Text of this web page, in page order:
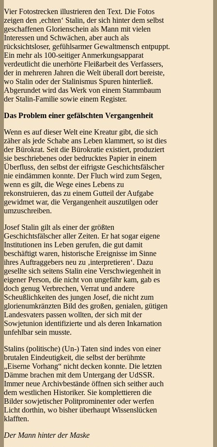
Vier Fotostrecken illustrieren den Text. Die Fotos
zeigen den ‚echten‘ Stalin, der sich hinter dem selbst
geschaffenen Glorienschein als Mann mit vielen
Interessen und Schwächen, aber auch als
rücksichtsloser, gefühlsarmer Gewaltmensch entpuppt.
Ein mehr als 100-seitiger Anmerkungsapparat
verdeutlicht die unerhörte Fleißarbeit des Verfassers,
der in mehreren Jahren die Welt überall dort bereiste,
wo Stalin oder der Stalinismus Spuren hinterließ.
Abgerundet wird das Werk von einem Stammbaum
der Stalin-Familie sowie einem Register.
Das Problem einer gefälschten Vergangenheit
Wenn es auf dieser Welt eine Kreatur gibt, die sich
zäher als jede Schabe ans Leben klammert, so ist dies
der Bürokrat. Seit die Bürokratie existiert, produziert
sie beschriebenes oder bedrucktes Papier in einem
Überfluss, den selbst der eifrigste Geschichtsfälscher
nie eindämmen konnte. Der Fluch wird zum Segen,
wenn es gilt, die Wege eines Lebens zu
rekonstruieren, das zu einem Gutteil der Aufgabe
gewidmet war, die Vergangenheit auszutilgen oder
umzuschreiben.
Josef Stalin gilt als einer der größten
Geschichtsfälscher aller Zeiten. Er hat sogar eigene
Institutionen ins Leben gerufen, die gut damit
beschäftigt waren, historische Ereignisse im Sinne
ihres Auftraggebers neu zu ‚interpretieren‘. Dazu
gesellte sich seitens Stalin eine Verschwiegenheit in
eigener Person, die nicht von ungefähr kam, gab es
doch genug Verbrechen, Verrat und andere
Scheußlichkeiten des jungen Josef, die nicht zum
glorienumkränzten Bild des großen, genialen, gütigen
Landesvaters passen wollten, der sich mit der
Sowjetunion identifizierte und als deren Inkarnation
unfehlbar sein musste.
Stalins (politische) (Un-) Taten sind indes von einer
brutalen Eindeutigkeit, die selbst der berühmte
„Eiserne Vorhang“ nicht decken konnte. Die letzten
Dämme brachen mit dem Untergang der UdSSR.
Immer neue Archivbestände öffnen sich seither auch
dem westlichen Historiker. Sie komplettieren die
Bilder sowjetischer Politprominenter oder werfen
Licht dorthin, wo bisher überhaupt Wissenslücken
klafften.
Der Mann hinter der Maske